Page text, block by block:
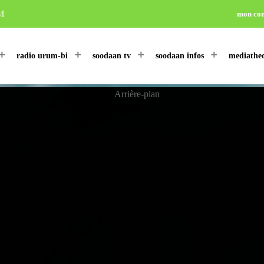
mon
radio urum-bi soodaan tv soodaan infos